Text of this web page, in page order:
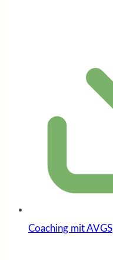
Coaching mit AVGS